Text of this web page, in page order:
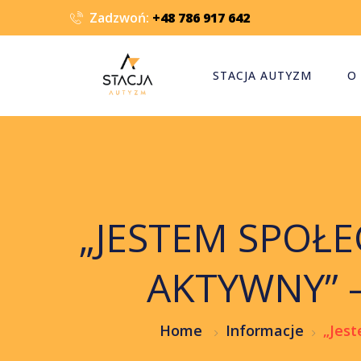
Zadzwoń: +48 786 917 642
STACJA AUTYZM O
„JESTEM
AKTYWNY”
Home Informacje